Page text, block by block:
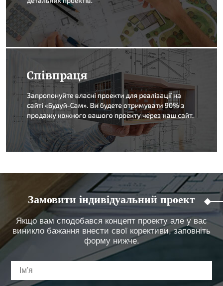
Замовити індивідуальний проект
Якщо вам сподобався концепт проекту але у вас
виникло бажання внести свої корективи, заповніть
форму нижче.